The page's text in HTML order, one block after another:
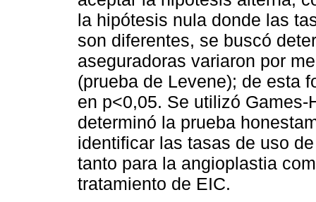
la hipótesis nula donde las
son diferentes, se buscó
aseguradoras variaron por
(prueba de Levene); de esta
en p<0,05. Se utilizó
determinó la prueba
identificar las tasas de uso
tanto para la angioplastia
tratamiento de EIC.